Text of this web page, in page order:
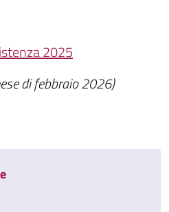
2025
di febbraio 2026)